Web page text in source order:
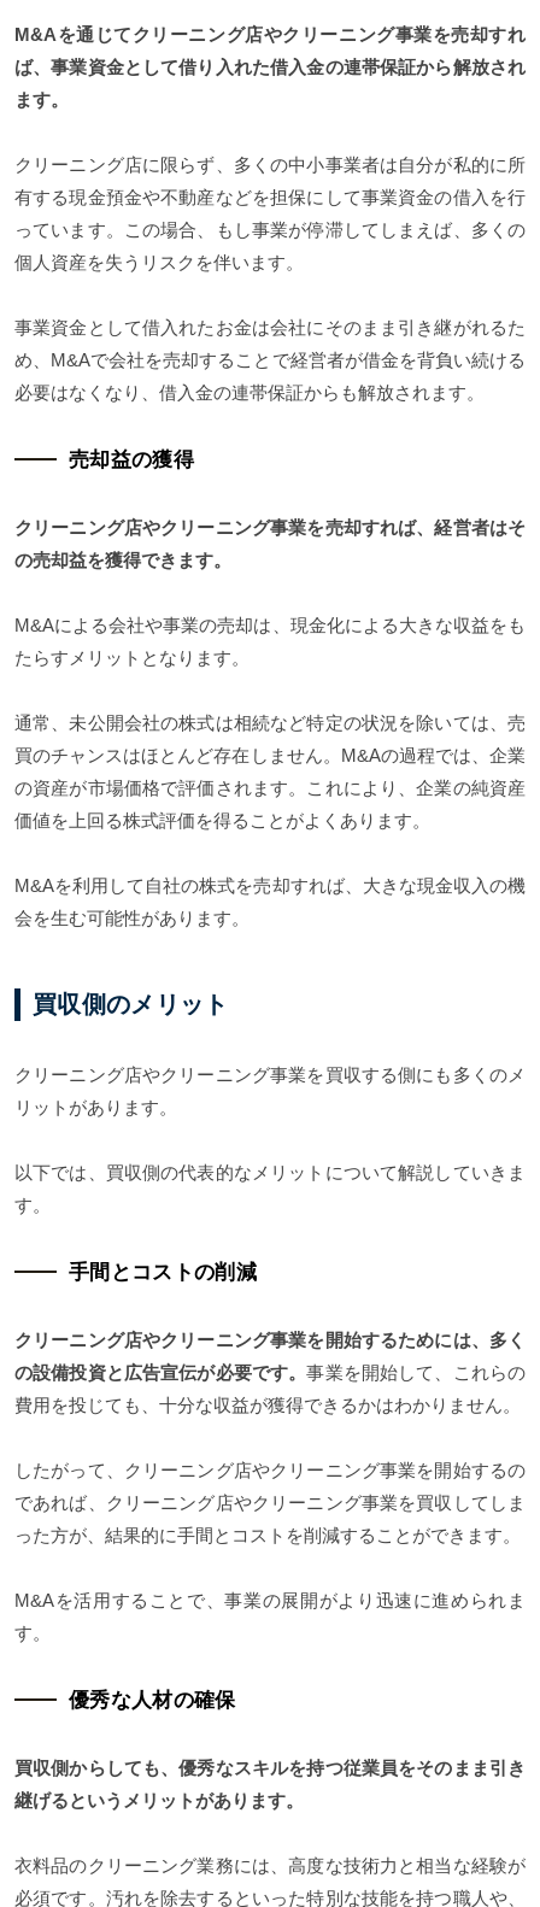
M&Aを通じてクリーニング店やクリーニング事業を売却すれ
ば、事業資金として借り入れた借入金の連帯保証から解放され
ます。
クリーニング店に限らず、多くの中小事業者は自分が私的に所
有する現金預金や不動産などを担保にして事業資金の借入を行
っています。この場合、もし事業が停滞してしまえば、多くの
個人資産を失うリスクを伴います。
事業資金として借入れたお金は会社にそのまま引き継がれるた
め、M&Aで会社を売却することで経営者が借金を背負い続ける
必要はなくなり、借入金の連帯保証からも解放されます。
売却益の獲得
クリーニング店やクリーニング事業を売却すれば、経営者はそ
の売却益を獲得できます。
M&Aによる会社や事業の売却は、現金化による大きな収益をも
たらすメリットとなります。
通常、未公開会社の株式は相続など特定の状況を除いては、売
買のチャンスはほとんど存在しません。M&Aの過程では、企業
の資産が市場価格で評価されます。これにより、企業の純資産
価値を上回る株式評価を得ることがよくあります。
M&Aを利用して自社の株式を売却すれば、大きな現金収入の機
会を生む可能性があります。
買収側のメリット
クリーニング店やクリーニング事業を買収する側にも多くのメ
リットがあります。
以下では、買収側の代表的なメリットについて解説していきま
す。
手間とコストの削減
クリーニング店やクリーニング事業を開始するためには、多く
の設備投資と広告宣伝が必要です。事業を開始して、これらの
費用を投じても、十分な収益が獲得できるかはわかりません。
したがって、クリーニング店やクリーニング事業を開始するの
であれば、クリーニング店やクリーニング事業を買収してしま
った方が、結果的に手間とコストを削減することができます。
M&Aを活用することで、事業の展開がより迅速に進められま
す。
優秀な人材の確保
買収側からしても、優秀なスキルを持つ従業員をそのまま引き
継げるというメリットがあります。
衣料品のクリーニング業務には、高度な技術力と相当な経験が
必須です。汚れを除去するといった特別な技能を持つ職人や、